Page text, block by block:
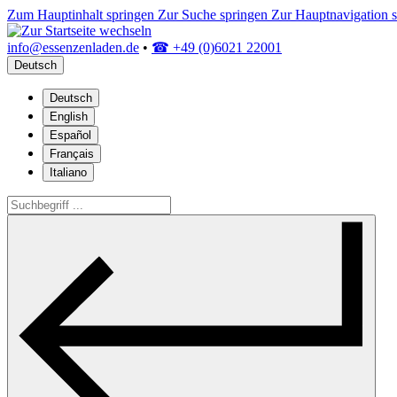
Zum Hauptinhalt springen Zur Suche springen Zur Hauptnavigation
info@essenzenladen.de • ☎ +49 (0)6021 22001
Deutsch
Deutsch
English
Español
Français
Italiano